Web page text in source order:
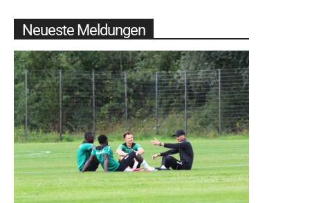
Neueste Meldungen